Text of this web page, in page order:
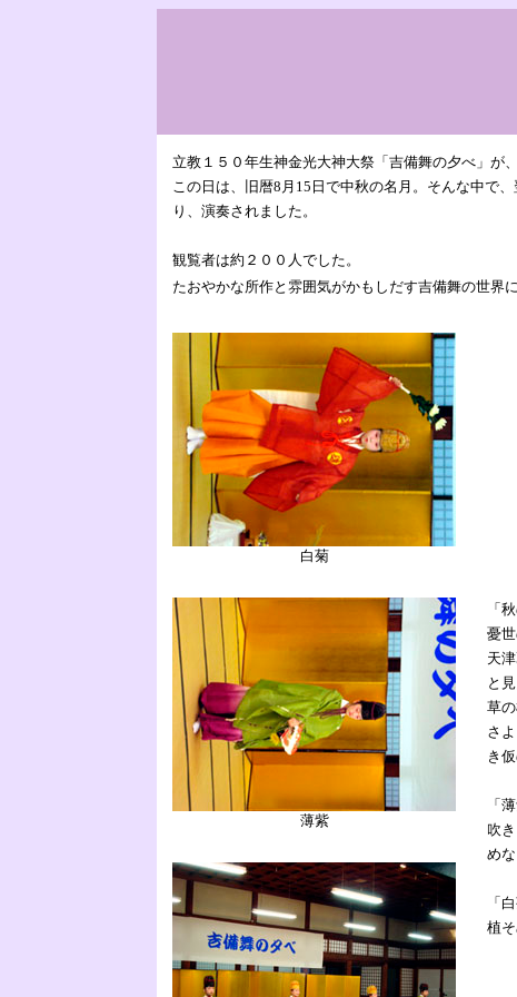
立教１５０年生神金光大神大祭「吉備舞の夕べ」が
この日は、旧暦8月15日で中秋の名月。そんな中で
り、演奏されました。
観覧者は約２００人でした。
たおやかな所作と雰囲気がかもしだす吉備舞の世界
白菊
薄紫
「
憂
天
と
草
さ
き
「
吹
めな
「
植